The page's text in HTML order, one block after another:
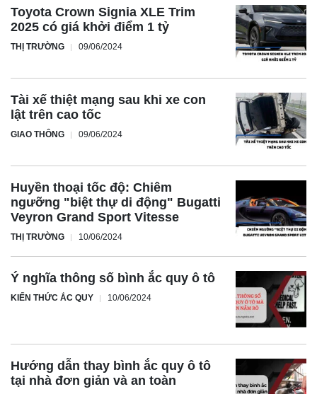
Đặc biệt, Audi cũng sẽ giới thiệu các phiên bản hiệu suất
cao S7 và RS7 với hệ truyền động PHEV mạnh mẽ. Theo
một số nguồn tin, S7 và RS7 sẽ được trang bị động cơ V8
4.0L tăng áp kép, kết hợp mô-tơ điện và bộ pin 17,9 kWh,
sản sinh công suất gần 700 mã lực.
Audi A7 2026 sẽ cạnh tranh trực tiếp với BMW 5-Series và
Mercedes-Benz E-Class. Dự kiến, A7 2026 sẽ chính thức
năm 2026 tại thị trường Bắc Mỹ.
Toyota Crown Signia XLE Trim
2025 có giá khởi điểm 1 tỷ
THỊ TRƯỜNG 09/06/2024
Tài xế thiệt mạng sau khi xe con
lật trên cao tốc
GIAO THÔNG 09/06/2024
Huyền thoại tốc độ: Chiêm
ngưỡng "biệt thự di động" Bugatti
Veyron Grand Sport Vitesse
THỊ TRƯỜNG 10/06/2024
Ý nghĩa thông số bình ắc quy ô tô
KIẾN THỨC ẮC QUY 10/06/2024
Hướng dẫn thay bình ắc quy ô tô
tại nhà đơn giản và an toàn